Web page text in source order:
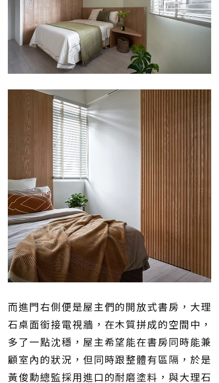
而進門右側便是屋主們的開放式書房，大理
石桌面銜接電視牆，在木質拼成的空間中，
多了一點沈穩，屋主希望能在書房同時能兼
顧室內的狀況，但同時跟整體有區隔，於是
黃俊勳總監採用進口的耐磨塗料，與大理石